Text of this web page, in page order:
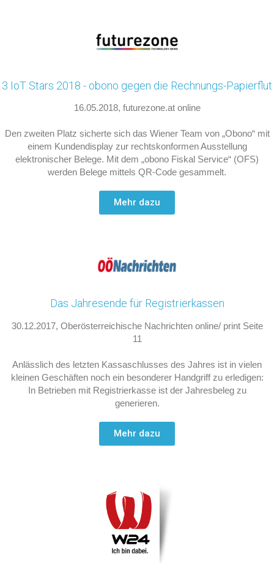
3 IoT Stars 2018 - obono gegen die Rechnungs-Papierflut
16.05.2018, futurezone.at online
Den zweiten Platz sicherte sich das Wiener Team von „Obono“ mit
einem Kundendisplay zur rechtskonformen Ausstellung
elektronischer Belege. Mit dem „obono Fiskal Service“ (OFS)
werden Belege mittels QR-Code gesammelt.
Mehr dazu
Das Jahresende für Registrierkassen
30.12.2017, Oberösterreichische Nachrichten online/ print Seite
11
Anlässlich des letzten Kassaschlusses des Jahres ist in vielen
kleinen Geschäften noch ein besonderer Handgriff zu erledigen:
In Betrieben mit Registrierkasse ist der Jahresbeleg zu
generieren.
Mehr dazu